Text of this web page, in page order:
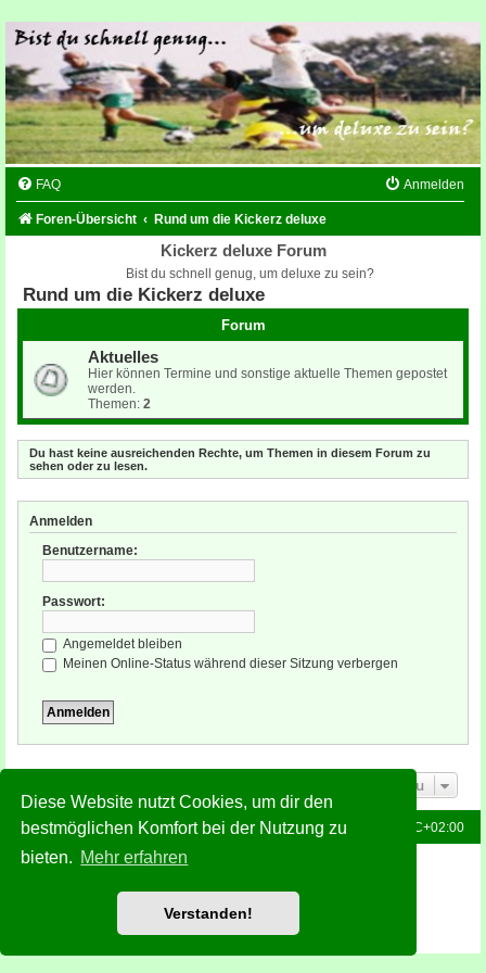
Diese Website nutzt Cookies, um dir den
bestmöglichen Komfort bei der Nutzung zu
bieten. Mehr erfahren
Verstanden!
FAQ Anmelden
Foren-Übersicht Rund um die Kickerz deluxe
Kickerz deluxe Forum
Bist du schnell genug, um deluxe zu sein?
Rund um die Kickerz deluxe
Forum
Aktuelles
Hier können Termine und sonstige aktuelle Themen gepostet
werden.
Themen: 2
Du hast keine ausreichenden Rechte, um Themen in diesem Forum zu
sehen oder zu lesen.
Anmelden
Benutzername:
Passwort:
Angemeldet bleiben
Meinen Online-Status während dieser Sitzung verbergen
Gehe zu
Foren-Übersicht Alle Zeiten sind UTC+02:00
Powered byphpBB® Forum Software © phpBB Limited
Nutzungsbedingungen